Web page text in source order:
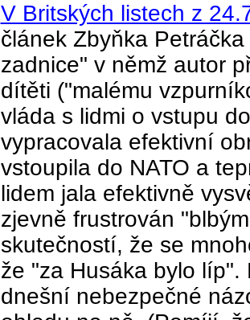
V Britských listech z
článek Zbyňka
zadnice" v němž autor
dítěti ("malému
vláda s lidmi o vstupu
vypracovala efektivní
vstoupila do NATO a
lidem jala efektivně
zjevně frustrován
skutečností, že se
že "za Husáka bylo
dnešní nebezpečné